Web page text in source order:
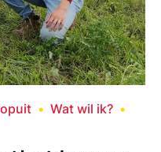
Wat wil ik?